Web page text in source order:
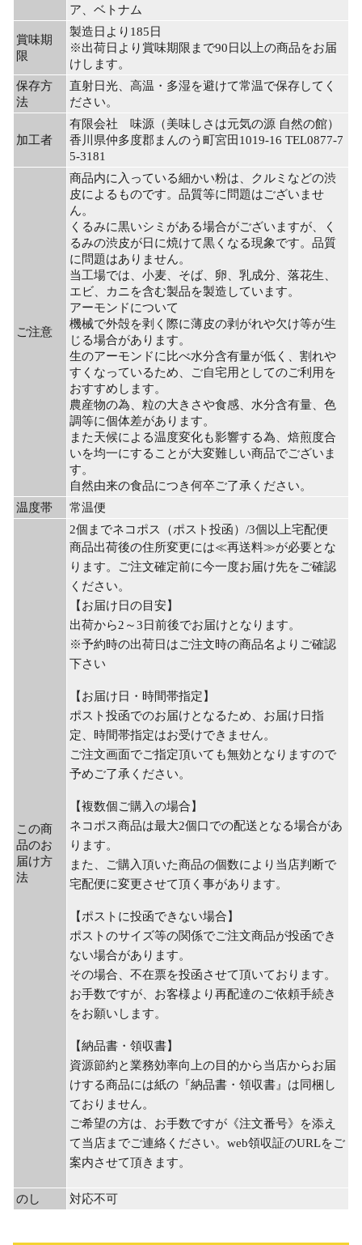
ア、ベトナム
賞味期
限
製造日より185日
※出荷日より賞味期限まで90日以上の商品をお届
けします。
保存方
法
直射日光、高温・多湿を避けて常温で保存してく
ださい。
加工者
有限会社 味源（美味しさは元気の源 自然の館）
香川県仲多度郡まんのう町宮田1019-16 TEL0877-7
5-3181
ご注意
商品内に入っている細かい粉は、クルミなどの渋
皮によるものです。品質等に問題はございませ
ん。
くるみに黒いシミがある場合がございますが、く
るみの渋皮が日に焼けて黒くなる現象です。品質
に問題はありません。
当工場では、小麦、そば、卵、乳成分、落花生、
エビ、カニを含む製品を製造しています。
アーモンドについて
機械で外殻を剥く際に薄皮の剥がれや欠け等が生
じる場合があります。
生のアーモンドに比べ水分含有量が低く、割れや
すくなっているため、ご自宅用としてのご利用を
おすすめします。
農産物の為、粒の大きさや食感、水分含有量、色
調等に個体差があります。
また天候による温度変化も影響する為、焙煎度合
いを均一にすることが大変難しい商品でございま
す。
自然由来の食品につき何卒ご了承ください。
温度帯
常温便
この商
品のお
届け方
法
2個までネコポス（ポスト投函）/3個以上宅配便
商品出荷後の住所変更には≪再送料≫が必要とな
ります。ご注文確定前に今一度お届け先をご確認
ください。
【お届け日の目安】
出荷から2～3日前後でお届けとなります。
※予約時の出荷日はご注文時の商品名よりご確認
下さい
【お届け日・時間帯指定】
ポスト投函でのお届けとなるため、お届け日指
定、時間帯指定はお受けできません。
ご注文画面でご指定頂いても無効となりますので
予めご了承ください。
【複数個ご購入の場合】
ネコポス商品は最大2個口での配送となる場合があ
ります。
また、ご購入頂いた商品の個数により当店判断で
宅配便に変更させて頂く事があります。
【ポストに投函できない場合】
ポストのサイズ等の関係でご注文商品が投函でき
ない場合があります。
その場合、不在票を投函させて頂いております。
お手数ですが、お客様より再配達のご依頼手続き
をお願いします。
【納品書・領収書】
資源節約と業務効率向上の目的から当店からお届
けする商品には紙の『納品書・領収書』は同梱し
ておりません。
ご希望の方は、お手数ですが《注文番号》を添え
て当店までご連絡ください。web領収証のURLをご
案内させて頂きます。
のし 対応不可